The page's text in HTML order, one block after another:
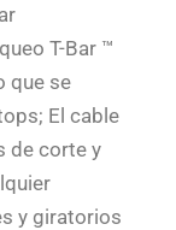
T-Bar ™
que se
El cable
de corte y
y giratorios